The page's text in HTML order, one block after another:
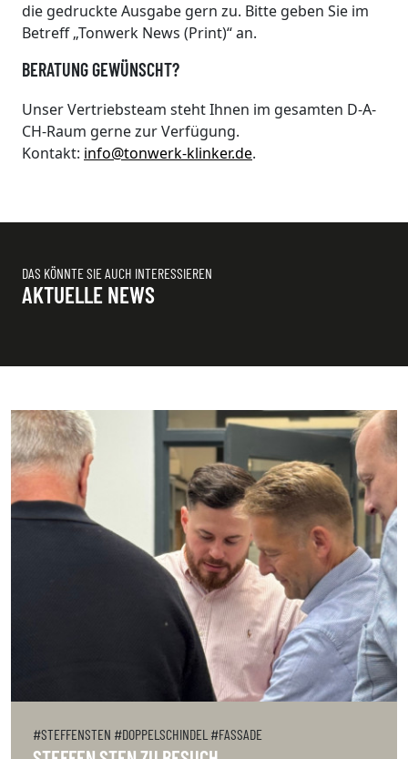
die gedruckte Ausgabe gern zu. Bitte geben Sie im
Betreff „Tonwerk News (Print)“ an.
BERATUNG GEWÜNSCHT?
Unser Vertriebsteam steht Ihnen im gesamten D-A-
CH-Raum gerne zur Verfügung.
Kontakt: info@tonwerk-klinker.de.
DAS KÖNNTE SIE AUCH INTERESSIEREN
AKTUELLE NEWS
#STEFFENSTEN #DOPPELSCHINDEL #FASSADE